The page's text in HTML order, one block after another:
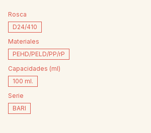
Rosca
D24/410
Materiales
PEHD/PELD/PP/rP
Capacidades (ml)
100 ml.
Serie
BARI